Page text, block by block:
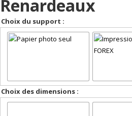
Renardeaux
Choix du support :
Choix des dimensions :